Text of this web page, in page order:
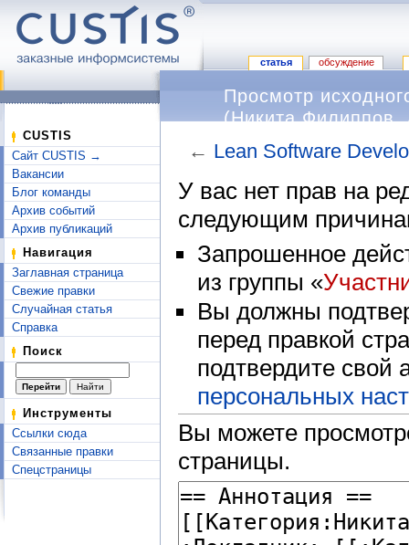
статья обсуждение
CUSTIS
Сайт CUSTIS →
Вакансии
Блог команды
Архив событий
Архив публикаций
Навигация
Заглавная страница
Свежие правки
Случайная статья
Справка
Поиск
Инструменты
Ссылки сюда
Связанные правки
Спецстраницы
Просмотр
(Никита Филиппов,
← Lean Software
У вас нет прав на
следующим
Запрошенное
из группы «
Вы должны
перед правкой
подтвердите свой
персональных
Вы можете
страницы.